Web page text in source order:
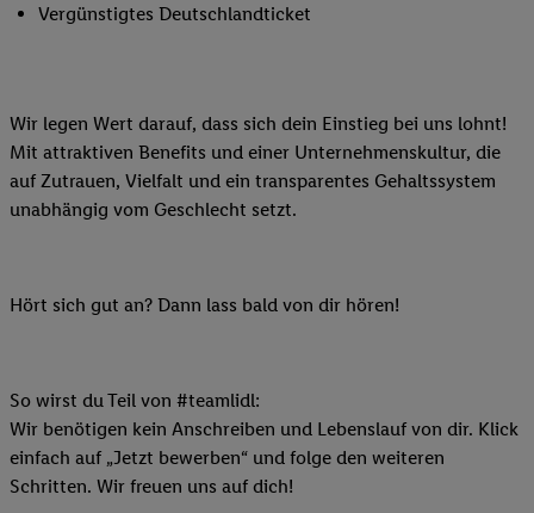
Vergünstigtes Deutschlandticket
Wir legen Wert darauf, dass sich dein Einstieg bei uns lohnt!
Mit attraktiven Benefits und einer Unternehmenskultur, die
auf Zutrauen, Vielfalt und ein transparentes Gehaltssystem
unabhängig vom Geschlecht setzt.
Hört sich gut an? Dann lass bald von dir hören!
So wirst du Teil von #teamlidl:
Wir benötigen kein Anschreiben und Lebenslauf von dir. Klick
einfach auf „Jetzt bewerben“ und folge den weiteren
Schritten. Wir freuen uns auf dich!